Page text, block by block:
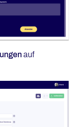
auf